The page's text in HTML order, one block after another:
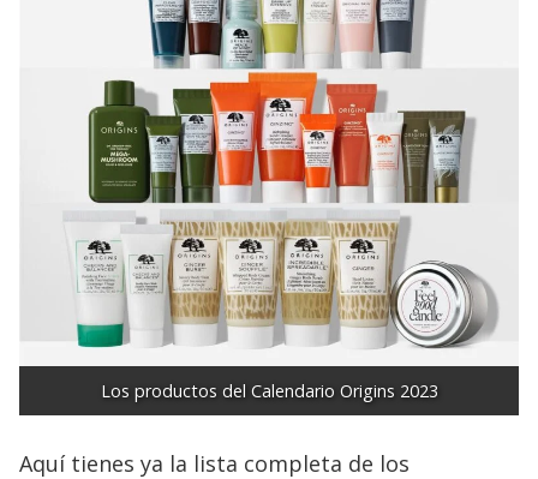
Los productos del Calendario Origins 2023
Aquí tienes ya la lista completa de los